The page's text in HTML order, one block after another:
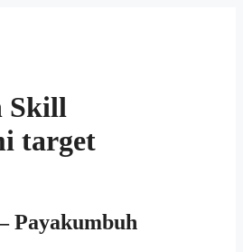
Skill
target
Payakumbuh